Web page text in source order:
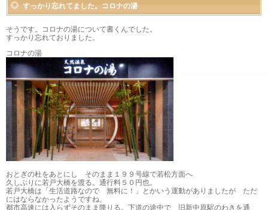
すっかり忘れてました。コロナの湯
そうです。コロナの湯について書くんでした。
すっかり忘れておりました。
コロナの湯
おとぎの杜をあとにし そのまま１９９号線で若松方面へ
久しぶりに若戸大橋を渡る。通行料５０円也。
若戸大橋は「生活道路なので 無料に！」とかいう運動がありましたが ただ
にはならなかったようですね。
都市高速には入らずそのまま降りる。下道の途中で 旧新中原駅のわきを通